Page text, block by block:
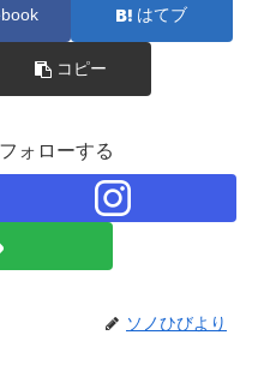
はてブ
コピー
ォローする
ソノひびより